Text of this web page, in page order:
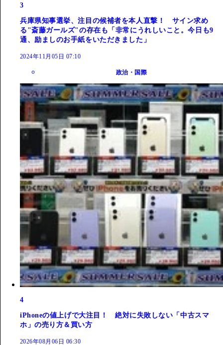
3
兵庫県知事選挙、注目の候補者を本人直撃！ サイン求め
る"斎藤ガールズ"の存在も「非常にうれしいこと。今日も9
通、励ましのお手紙をいただきました」
2024年11月05日 07:10
政治・国際
4
iPhoneの値上げで大注目！ 絶対に失敗しない「中古スマ
ホ」の売り方＆買い方
2026年08月06日 06:30